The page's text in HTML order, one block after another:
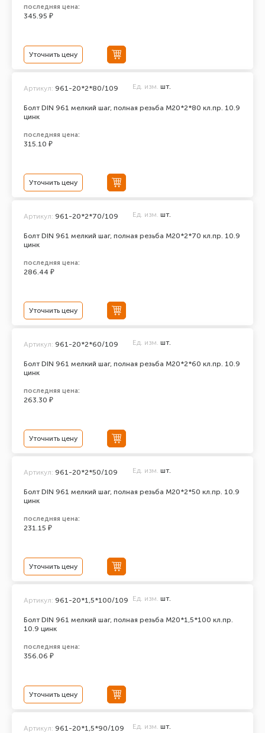
последняя цена:
345.95 ₽
Уточнить цену
Болт DIN 961 мелкий шаг, полная резьба M20*2*80 кл.пр. 10.9
цинк
Артикул: 961-20*2*80/109 Ед. изм. шт.
последняя цена:
315.10 ₽
Уточнить цену
Болт DIN 961 мелкий шаг, полная резьба M20*2*70 кл.пр. 10.9
цинк
Артикул: 961-20*2*70/109 Ед. изм. шт.
последняя цена:
286.44 ₽
Уточнить цену
Болт DIN 961 мелкий шаг, полная резьба M20*2*60 кл.пр. 10.9
цинк
Артикул: 961-20*2*60/109 Ед. изм. шт.
последняя цена:
263.30 ₽
Уточнить цену
Болт DIN 961 мелкий шаг, полная резьба M20*2*50 кл.пр. 10.9
цинк
Артикул: 961-20*2*50/109 Ед. изм. шт.
последняя цена:
231.15 ₽
Уточнить цену
Болт DIN 961 мелкий шаг, полная резьба M20*1,5*100 кл.пр.
10.9 цинк
Артикул: 961-20*1,5*100/109 Ед. изм. шт.
последняя цена:
356.06 ₽
Уточнить цену
Артикул: 961-20*1,5*90/109 Ед. изм. шт.